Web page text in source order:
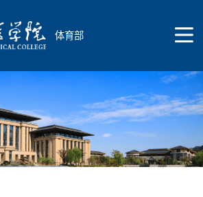
体育部